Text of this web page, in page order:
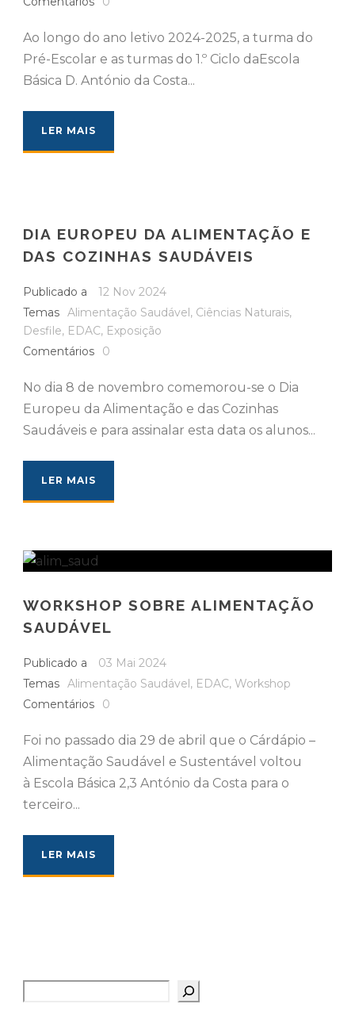
Ao longo do ano letivo 2024-2025, a turma do
Pré-Escolar e as turmas do 1.º Ciclo daEscola
Básica D. António da Costa...
LER MAIS
DIA EUROPEU DA ALIMENTAÇÃO E
DAS COZINHAS SAUDÁVEIS
Publicado a
12 Nov 2024
Temas Alimentação Saudável, Ciências Naturais,
Desfile, EDAC, Exposição
Comentários
0
No dia 8 de novembro comemorou-se o Dia
Europeu da Alimentação e das Cozinhas
Saudáveis e para assinalar esta data os alunos...
LER MAIS
WORKSHOP SOBRE ALIMENTAÇÃO
SAUDÁVEL
Publicado a
03 Mai 2024
Temas Alimentação Saudável, EDAC, Workshop
Comentários
0
Foi no passado dia 29 de abril que o Cárdápio –
Alimentação Saudável e Sustentável voltou
à Escola Básica 2,3 António da Costa para o
terceiro...
LER MAIS